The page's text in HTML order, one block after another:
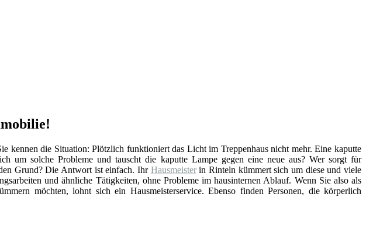
kennen die Situation: Plötzlich funktioniert das Licht im Treppenhaus nicht mehr. Eine kaputte
solche Probleme und tauscht die kaputte Lampe gegen eine neue aus? Wer sorgt für
Grund? Die Antwort ist einfach. Ihr Hausmeisterin Rinteln kümmert sich um diese und viele
und ähnliche Tätigkeiten, ohne Probleme im hausinternen Ablauf. Wenn Sie also als
möchten, lohnt sich ein Hausmeisterservice. Ebenso finden Personen, die körperlich